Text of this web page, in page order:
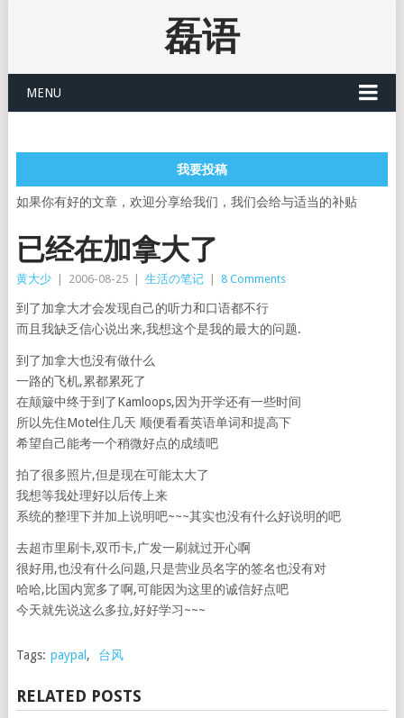
磊语
MENU
我要投稿
如果你有好的文章，欢迎分享给我们，我们会给与适当的补贴
已经在加拿大了
黄大少 2006-08-25 生活の笔记 8 Comments
到了加拿大才会发现自己的听力和口语都不行
而且我缺乏信心说出来,我想这个是我的最大的问题.
到了加拿大也没有做什么
一路的飞机,累都累死了
在颠簸中终于到了Kamloops,因为开学还有一些时间
所以先住Motel住几天 顺便看看英语单词和提高下
希望自己能考一个稍微好点的成绩吧
拍了很多照片,但是现在可能太大了
我想等我处理好以后传上来
系统的整理下并加上说明吧~~~其实也没有什么好说明的吧
去超市里刷卡,双币卡,广发一刷就过开心啊
很好用,也没有什么问题,只是营业员名字的签名也没有对
哈哈,比国内宽多了啊,可能因为这里的诚信好点吧
今天就先说这么多拉,好好学习~~~
Tags: paypal , 台风
RELATED POSTS